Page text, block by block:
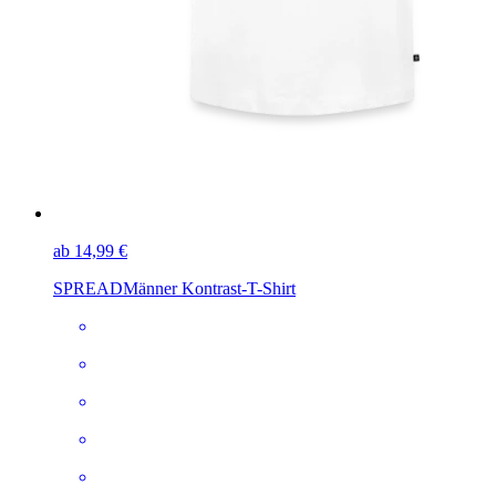
ab 14,99 €
SPREADMänner Kontrast-T-Shirt